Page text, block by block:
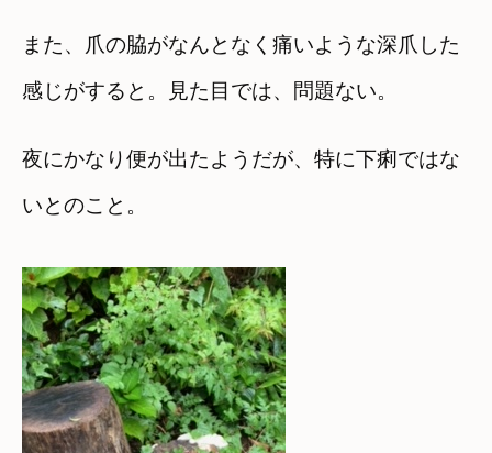
また、爪の脇がなんとなく痛いような深爪した
感じがすると。見た目では、問題ない。
夜にかなり便が出たようだが、特に下痢ではな
いとのこと。